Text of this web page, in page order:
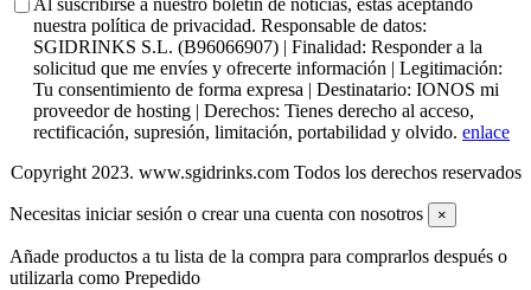
Al suscribirse a nuestro boletín de noticias, estás aceptando
nuestra política de privacidad. Responsable de datos:
SGIDRINKS S.L. (B96066907) | Finalidad: Responder a la
solicitud que me envíes y ofrecerte información | Legitimación:
Tu consentimiento de forma expresa | Destinatario: IONOS mi
proveedor de hosting | Derechos: Tienes derecho al acceso,
rectificación, supresión, limitación, portabilidad y olvido. enlace
Copyright 2023. www.sgidrinks.com Todos los derechos reservados
Necesitas iniciar sesión o crear una cuenta con nosotros ×
Añade productos a tu lista de la compra para comprarlos después o
utilizarla como Prepedido